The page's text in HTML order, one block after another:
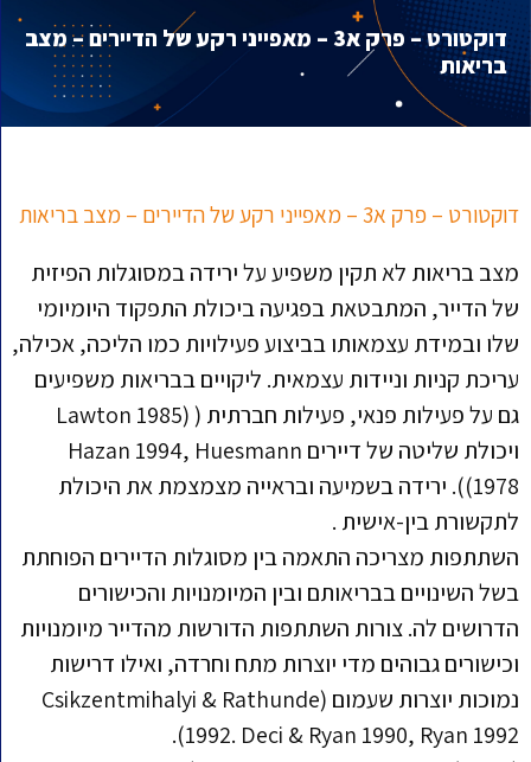
דוקטורט – פרק א3 – מאפייני רקע של הדיירים – מצב
בריאות
דוקטורט – פרק א3 – מאפייני רקע של הדיירים – מצב בריאות
מצב בריאות לא תקין משפיע על ירידה במסוגלות הפיזית
של הדייר, המתבטאת בפגיעה ביכולת התפקוד היומיומי
שלו ובמידת עצמאותו בביצוע פעילויות כמו הליכה, אכילה,
עריכת קניות וניידות עצמאית. ליקויים בבריאות משפיעים
גם על פעילות פנאי, פעילות חברתית ( (Lawton 1985
ויכולת שליטה של דיירים Hazan 1994, Huesmann
1978)). ירידה בשמיעה ובראייה מצמצמת את היכולת
לתקשורת בין-אישית .
השתתפות מצריכה התאמה בין מסוגלות הדיירים הפוחתת
בשל השינויים בבריאותם ובין המיומנויות והכישורים
הדרושים לה. צורות השתתפות הדורשות מהדייר מיומנויות
וכישורים גבוהים מדי יוצרות מתח וחרדה, ואילו דרישות
נמוכות יוצרות שעמום (Csikzentmihalyi & Rathunde
1992. Deci & Ryan 1990, Ryan 1992).